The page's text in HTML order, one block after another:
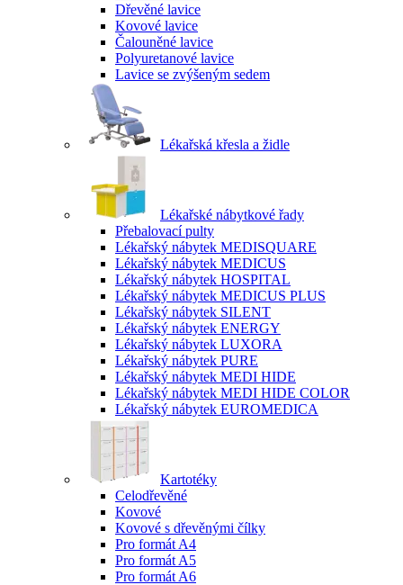
Dřevěné lavice
Kovové lavice
Čalouněné lavice
Polyuretanové lavice
Lavice se zvýšeným sedem
Lékařská křesla a židle
Lékařské nábytkové řady
Přebalovací pulty
Lékařský nábytek MEDISQUARE
Lékařský nábytek MEDICUS
Lékařský nábytek HOSPITAL
Lékařský nábytek MEDICUS PLUS
Lékařský nábytek SILENT
Lékařský nábytek ENERGY
Lékařský nábytek LUXORA
Lékařský nábytek PURE
Lékařský nábytek MEDI HIDE
Lékařský nábytek MEDI HIDE COLOR
Lékařský nábytek EUROMEDICA
Kartotéky
Celodřevěné
Kovové
Kovové s dřevěnými čílky
Pro formát A4
Pro formát A5
Pro formát A6